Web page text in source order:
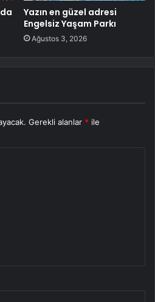
Yazın en güzel adresi
Engelsiz Yaşam Parkı
Ağustos 3, 2026
Gerekli alanlar * ile